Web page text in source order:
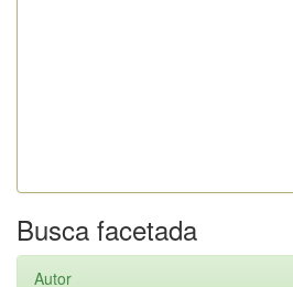
Busca facetada
Autor